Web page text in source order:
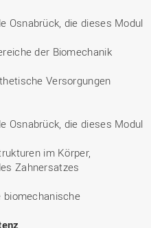
Osnabrück, die dieses Modul
der Biomechanik
Versorgungen
Osnabrück, die dieses Modul
im Körper,
Zahnersatzes
biomechanische